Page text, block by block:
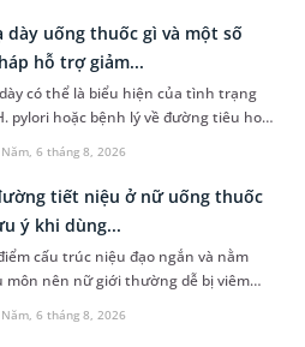
6 tháng 8, 2026
dày uống thuốc gì và một số
hỗ trợ giảm...
có thể là biểu hiện của tình trạng
pylori hoặc bệnh lý về đường tiêu hoá
theo nguyên nhân cụ thể, bác sĩ sẽ
chỉ định p...
6 tháng 8, 2026
tiết niệu ở nữ uống thuốc
ý khi dùng...
cấu trúc niệu đạo ngắn và nằm
môn nên nữ giới thường dễ bị viêm
niệu hơn nam giới. Tùy theo nguyên
độ nhiễm trùng và...